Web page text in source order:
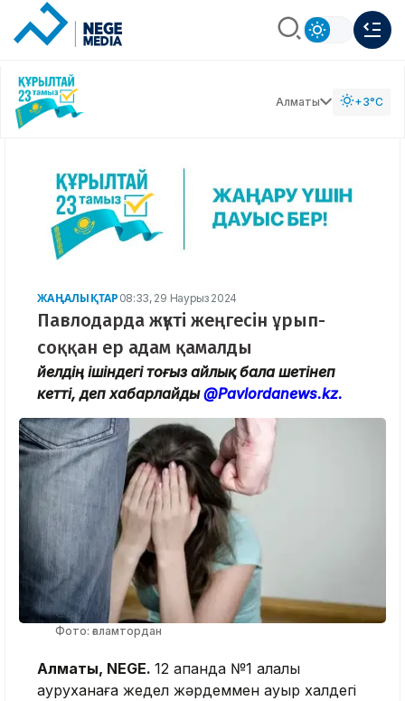
Алматы +3°C
ЖАҢАЛЫҚТАР 08:33, 29 Наурыз 2024
Павлодарда жүкті жеңгесін ұрып-
соққан ер адам қамалды
Әйелдің ішіндегі тоғыз айлық бала шетінеп
кетті, деп хабарлайды@Pavlordanews.kz.
Фото: ғаламтордан
Алматы, NEGE. 12 ақпанда №1 қалалық
ауруханаға жедел жәрдеммен ауыр халдегі